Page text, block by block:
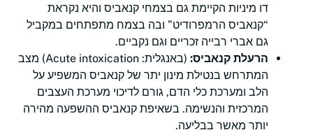
דו מיניות הקיימת גם בצמחי קנאביס והיא נקראת
“קנאביס הרמפרודיט” ובה בצמח מתפתחים במקביל
גם אברי רבייה זכריים וגם נקביים.
הרעלת קנאביס:
(באנגלית: Acute intoxication) מצב
המתרחש בנטילת מינון יתר של קנאביס המשפיע על
הלב ומערכת כלי הדם, גורם לדיכוי מערכת העצבים
המרכזית והנשימה. בשאיפת קנאביס ההשפעה מהירה
יותר מאשר בבליעה.